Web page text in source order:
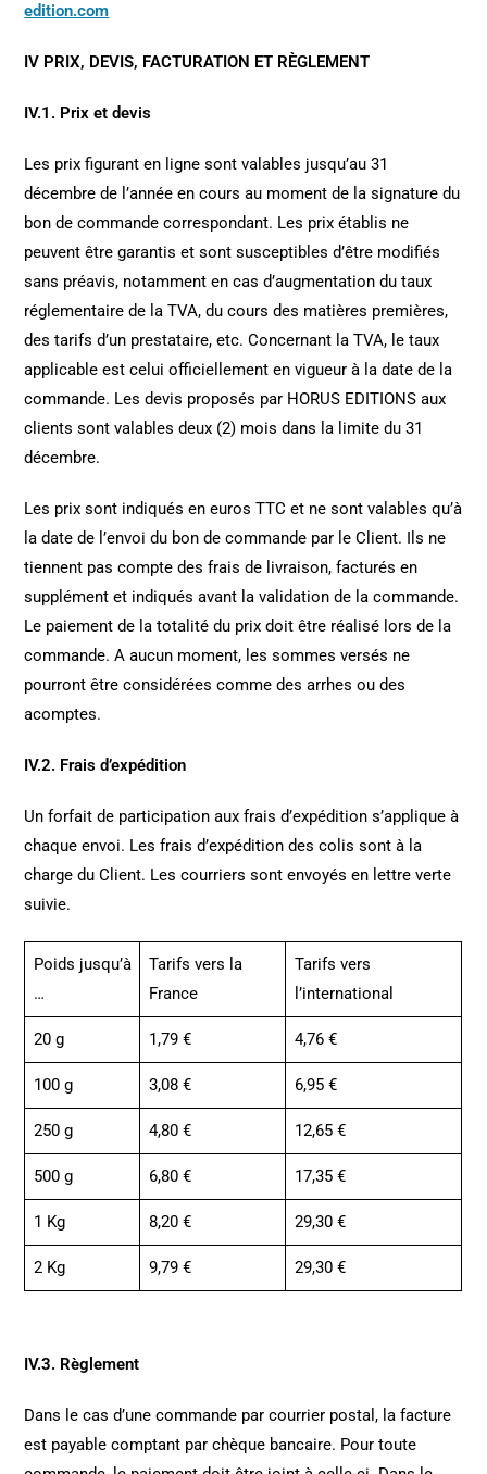
edition.com
IV PRIX, DEVIS, FACTURATION ET RÈGLEMENT
IV.1. Prix et devis
Les prix figurant en ligne sont valables jusqu’au 31
décembre de l’année en cours au moment de la signature du
bon de commande correspondant. Les prix établis ne
peuvent être garantis et sont susceptibles d’être modifiés
sans préavis, notamment en cas d’augmentation du taux
réglementaire de la TVA, du cours des matières premières,
des tarifs d’un prestataire, etc. Concernant la TVA, le taux
applicable est celui officiellement en vigueur à la date de la
commande. Les devis proposés par HORUS EDITIONS aux
clients sont valables deux (2) mois dans la limite du 31
décembre.
Les prix sont indiqués en euros TTC et ne sont valables qu’à
la date de l’envoi du bon de commande par le Client. Ils ne
tiennent pas compte des frais de livraison, facturés en
supplément et indiqués avant la validation de la commande.
Le paiement de la totalité du prix doit être réalisé lors de la
commande. A aucun moment, les sommes versés ne
pourront être considérées comme des arrhes ou des
acomptes.
IV.2. Frais d’expédition
Un forfait de participation aux frais d’expédition s’applique à
chaque envoi. Les frais d’expédition des colis sont à la
charge du Client. Les courriers sont envoyés en lettre verte
suivie.
Poids jusqu’à
…
Tarifs vers la
France
Tarifs vers
l’international
20 g 1,79 € 4,76 €
100 g 3,08 € 6,95 €
250 g 4,80 € 12,65 €
500 g 6,80 € 17,35 €
1 Kg 8,20 € 29,30 €
2 Kg 9,79 € 29,30 €
IV.3. Règlement
Dans le cas d’une commande par courrier postal, la facture
est payable comptant par chèque bancaire. Pour toute